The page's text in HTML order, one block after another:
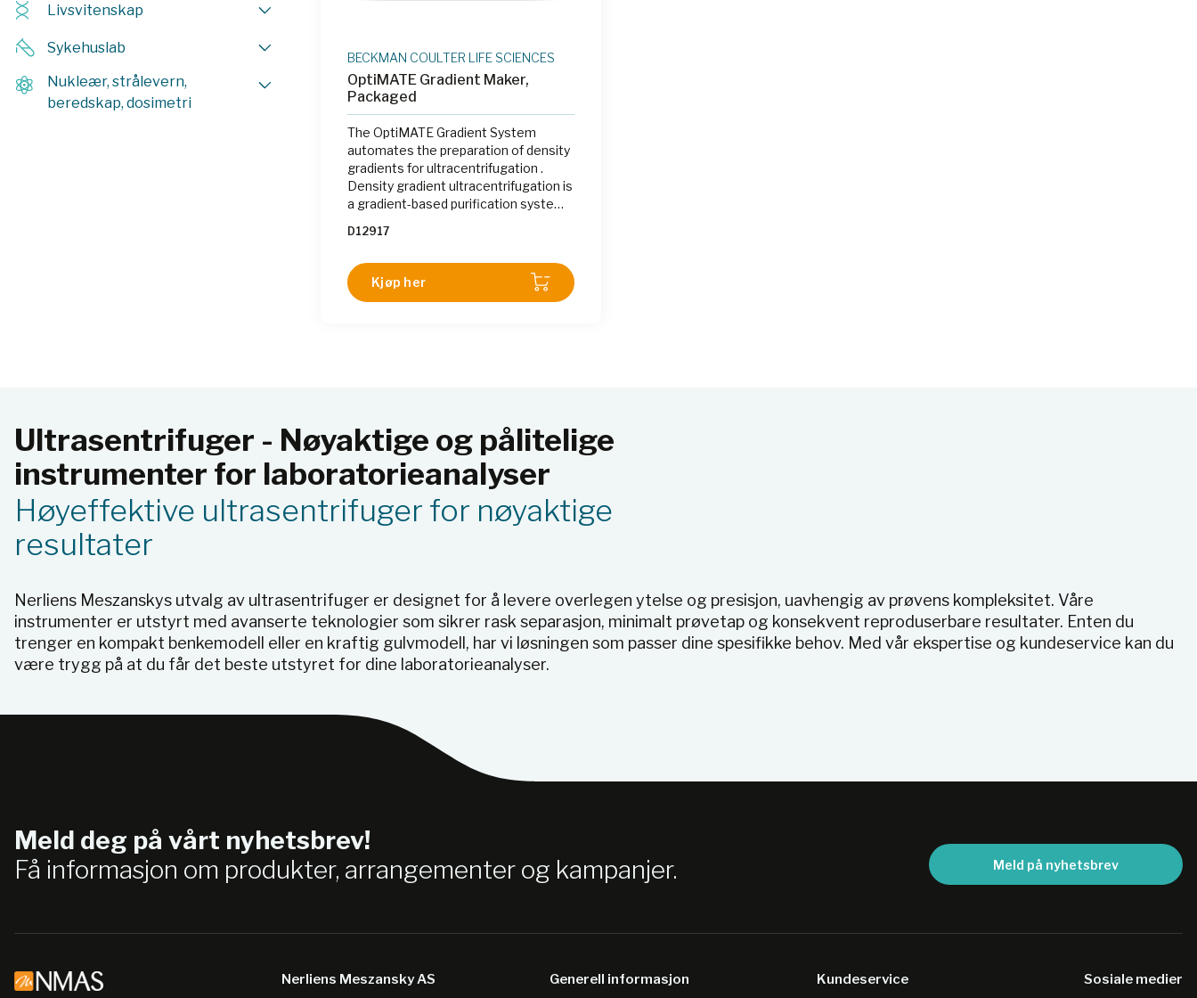
Livsvitenskap
Sykehuslab
Nukleær, strålevern,
beredskap, dosimetri
BECKMAN COULTER LIFE SCIENCES
OptiMATE Gradient Maker,
Packaged
The OptiMATE Gradient System
automates the preparation of density
gradients for ultracentrifugation .
Density gradient ultracentrifugation is
a gradient-based purification system
samples based on their differences in
D12917
Kjøp her
Ultrasentrifuger - Nøyaktige og pålitelige
instrumenter for laboratorieanalyser
Høyeffektive ultrasentrifuger for nøyaktige
resultater
Nerliens Meszanskys utvalg av ultrasentrifuger er designet for å levere overlegen ytelse og presisjon, uavhengig av prøvens kompleksitet. Våre
instrumenter er utstyrt med avanserte teknologier som sikrer rask separasjon, minimalt prøvetap og konsekvent reproduserbare resultater. Enten du
trenger en kompakt benkemodell eller en kraftig gulvmodell, har vi løsningen som passer dine spesifikke behov. Med vår ekspertise og kundeservice kan du
være trygg på at du får det beste utstyret for dine laboratorieanalyser.
Meld deg på vårt nyhetsbrev!
Få informasjon om produkter, arrangementer og kampanjer.
Meld på nyhetsbrev
Nerliens Meszansky AS Generell informasjon Kundeservice Sosiale medier